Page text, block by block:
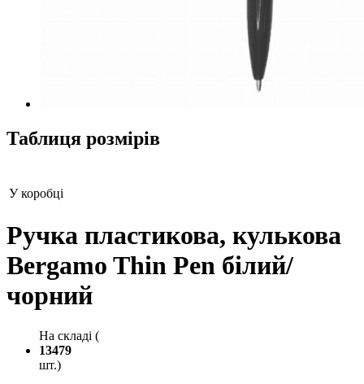
Таблиця розмірів
У коробці
Ручка пластикова, кулькова
Bergamo Thin Pen білий/
чорний
На складі (
13479
шт.)